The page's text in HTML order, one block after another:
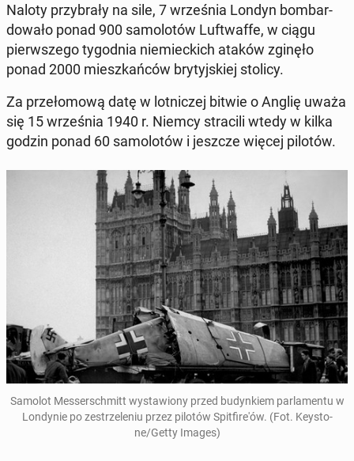
Naloty przy­bra­ły na sile, 7 wrze­śnia Londyn bom­bar­
do­wa­ło ponad 900 sa­mo­lo­tów Luft­waf­fe, w ciągu
pierw­sze­go ty­go­dnia nie­miec­kich ataków zginęło
ponad 2000 miesz­kań­ców bry­tyj­skiej stolicy.
Za prze­ło­mo­wą datę w lot­ni­czej bitwie o Anglię uważa
się 15 wrze­śnia 1940 r. Niemcy stra­ci­li wtedy w kilka
godzin ponad 60 sa­mo­lo­tów i jeszcze więcej pilotów.
Samolot Mes­ser­sch­mitt wy­sta­wio­ny przed bu­dyn­kiem par­la­men­tu w
Lon­dy­nie po ze­strze­le­niu przez pilotów Spit­fi­re­'ów. (Fot. Key­sto­
ne/Getty Images)